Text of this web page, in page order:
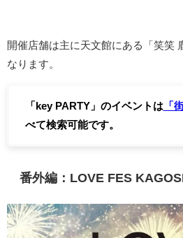
開催店舗は主に天文館にある「笑笑
なります。
「key PARTY」のイベントは「
べて検索可能です。
番外編：LOVE FES